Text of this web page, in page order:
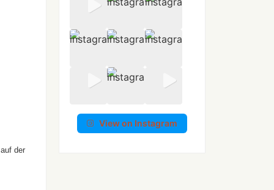
der
View on Instagram